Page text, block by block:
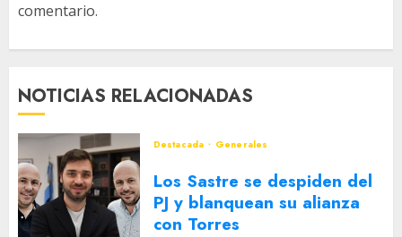
comentario.
NOTICIAS RELACIONADAS
Destacada Generales
Los Sastre se despiden del
PJ y blanquean su alianza
con Torres